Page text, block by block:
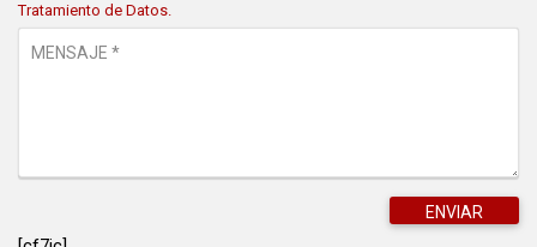
Tratamiento de Datos.